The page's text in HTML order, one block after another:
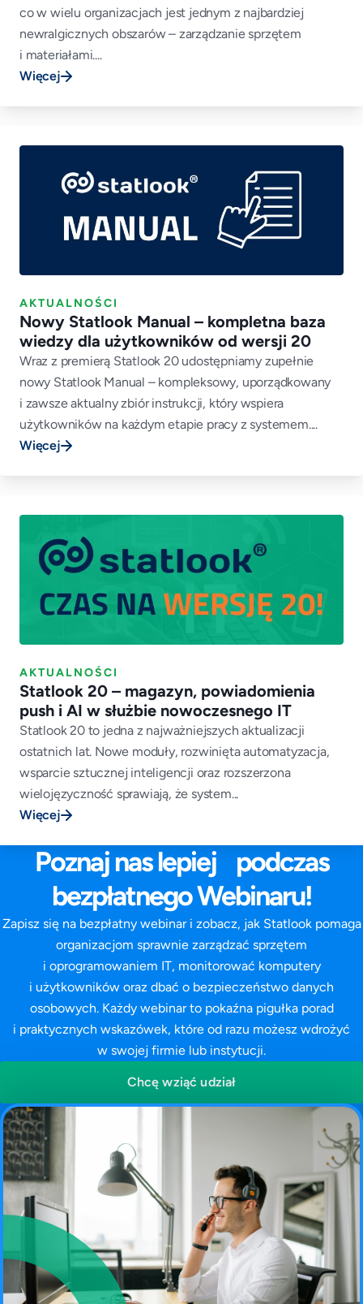
co w wielu organizacjach jest jednym z najbardziej
newralgicznych obszarów – zarządzanie sprzętem
i materiałami....
Więcej
AKTUALNOŚCI
Nowy Statlook Manual – kompletna baza
wiedzy dla użytkowników od wersji 20
Wraz z premierą Statlook 20 udostępniamy zupełnie
nowy Statlook Manual – kompleksowy, uporządkowany
i zawsze aktualny zbiór instrukcji, który wspiera
użytkowników na każdym etapie pracy z systemem....
Więcej
AKTUALNOŚCI
Statlook 20 – magazyn, powiadomienia
push i AI w służbie nowoczesnego IT
Statlook 20 to jedna z najważniejszych aktualizacji
ostatnich lat. Nowe moduły, rozwinięta automatyzacja,
wsparcie sztucznej inteligencji oraz rozszerzona
wielojęzyczność sprawiają, że system...
Więcej
Poznaj nas lepiej podczas
bezpłatnego Webinaru!
Zapisz się na bezpłatny webinar i zobacz, jak Statlook pomaga
organizacjom sprawnie zarządzać sprzętem
i oprogramowaniem IT, monitorować komputery
i użytkowników oraz dbać o bezpieczeństwo danych
osobowych. Każdy webinar to pokaźna pigułka porad
i praktycznych wskazówek, które od razu możesz wdrożyć
w swojej firmie lub instytucji.
Chcę wziąć udział